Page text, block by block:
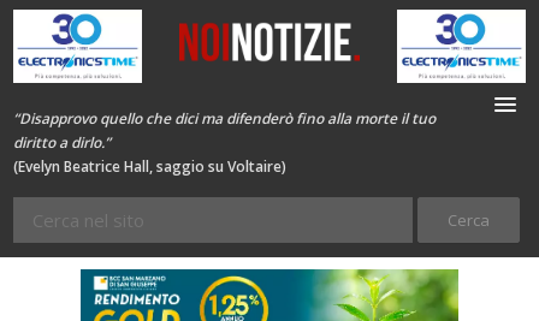
“Disapprovo quello che dici ma difenderò fino alla morte il tuo
diritto a dirlo.”
(Evelyn Beatrice Hall, saggio su Voltaire)